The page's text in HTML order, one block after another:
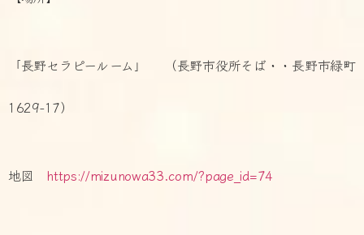
「長野セラピールーム」 （長野市役所そば・・長野市緑町
1629-17）
地図 https://mizunowa33.com/?page_id=74